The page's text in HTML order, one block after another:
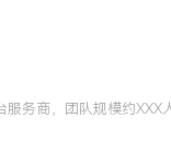
（使用SNMP协议与
的实时监控，熟悉网
务商，团队规模约